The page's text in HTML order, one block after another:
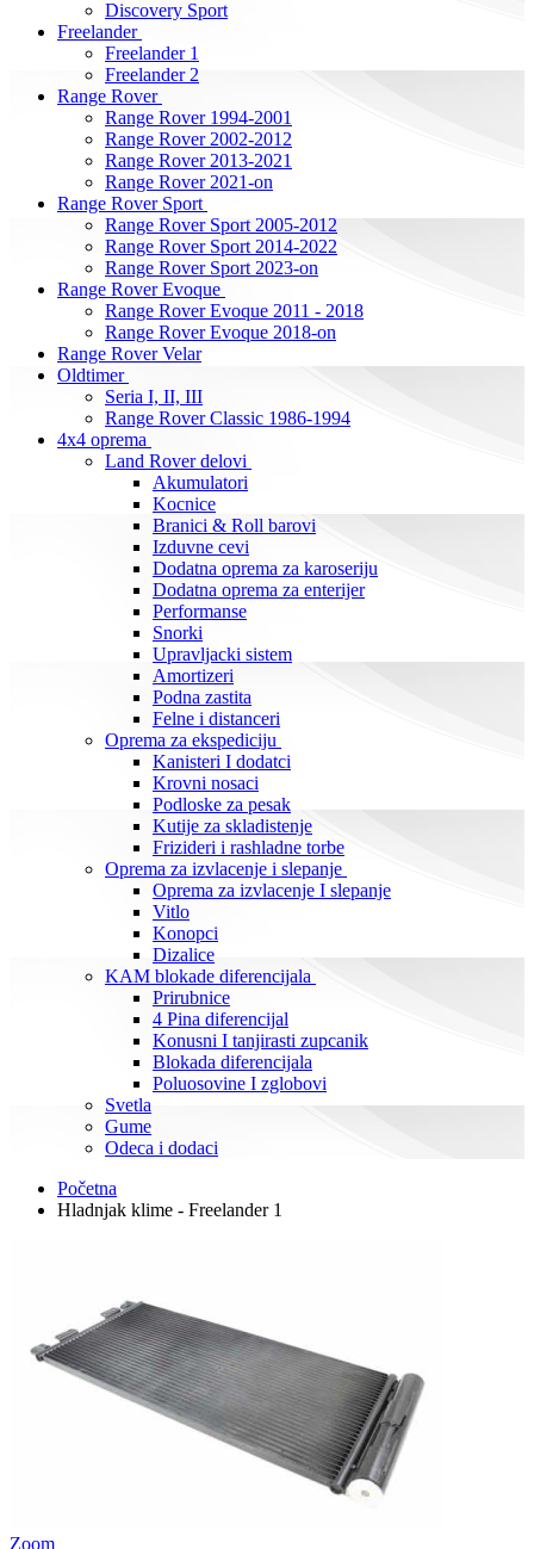
Discovery Sport
Freelander
Freelander 1
Freelander 2
Range Rover
Range Rover 1994-2001
Range Rover 2002-2012
Range Rover 2013-2021
Range Rover 2021-on
Range Rover Sport
Range Rover Sport 2005-2012
Range Rover Sport 2014-2022
Range Rover Sport 2023-on
Range Rover Evoque
Range Rover Evoque 2011 - 2018
Range Rover Evoque 2018-on
Range Rover Velar
Oldtimer
Seria I, II, III
Range Rover Classic 1986-1994
4x4 oprema
Land Rover delovi
Akumulatori
Kocnice
Branici & Roll barovi
Izduvne cevi
Dodatna oprema za karoseriju
Dodatna oprema za enterijer
Performanse
Snorki
Upravljacki sistem
Amortizeri
Podna zastita
Felne i distanceri
Oprema za ekspediciju
Kanisteri I dodatci
Krovni nosaci
Podloske za pesak
Kutije za skladistenje
Frizideri i rashladne torbe
Oprema za izvlacenje i slepanje
Oprema za izvlacenje I slepanje
Vitlo
Konopci
Dizalice
KAM blokade diferencijala
Prirubnice
4 Pina diferencijal
Konusni I tanjirasti zupcanik
Blokada diferencijala
Poluosovine I zglobovi
Svetla
Gume
Odeca i dodaci
Početna
Hladnjak klime - Freelander 1
Zoom